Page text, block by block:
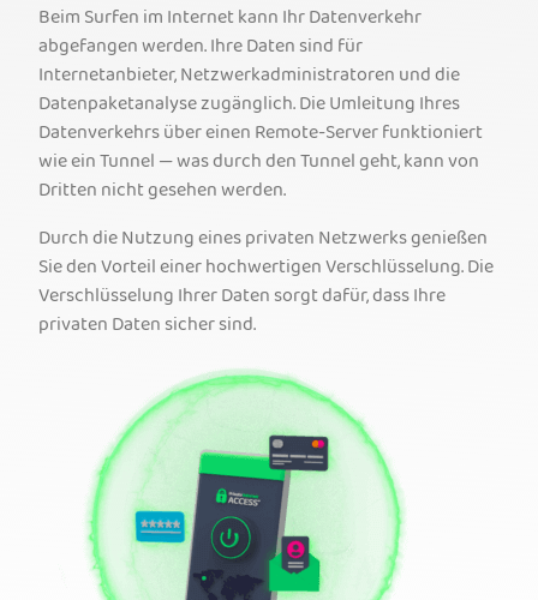
Beim Surfen im Internet kann Ihr Datenverkehr
abgefangen werden. Ihre Daten sind für
Internetanbieter, Netzwerkadministratoren und die
Datenpaketanalyse zugänglich. Die Umleitung Ihres
Datenverkehrs über einen Remote-Server funktioniert
wie ein Tunnel — was durch den Tunnel geht, kann von
Dritten nicht gesehen werden.
Durch die Nutzung eines privaten Netzwerks genießen
Sie den Vorteil einer hochwertigen Verschlüsselung. Die
Verschlüsselung Ihrer Daten sorgt dafür, dass Ihre
privaten Daten sicher sind.